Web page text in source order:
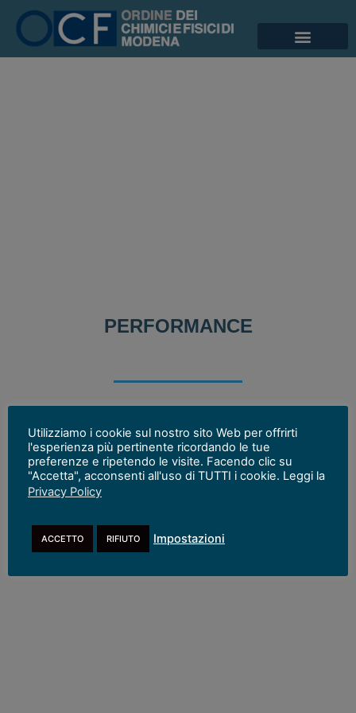
PERFORMANCE
Torna a: Amministrazione Trasparente
Utilizziamo i cookie sul nostro sito Web per offrirti
l'esperienza più pertinente ricordando le tue
preferenze e ripetendo le visite. Facendo clic su
"Accetta", acconsenti all'uso di TUTTI i cookie. Leggi la
Privacy Policy
ACCETTO RIFIUTO Impostazioni